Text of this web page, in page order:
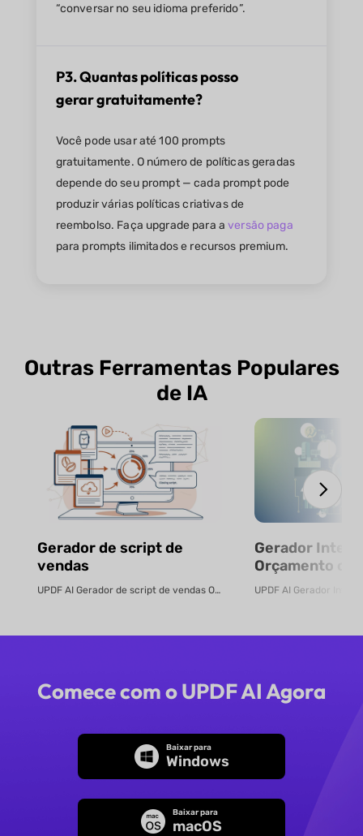
“conversar no seu idioma preferido”.
P3. Quantas políticas posso
gerar gratuitamente?
Você pode usar até 100 prompts
gratuitamente. O número de políticas geradas
depende do seu prompt — cada prompt pode
produzir várias políticas criativas de
reembolso. Faça upgrade para aversão paga
para prompts ilimitados e recursos premium.
Outras Ferramentas Populares
de IA
Gerador de script de
vendas
UPDF AI Gerador de script de vendas O UPDF AI transforma PDFs de produtos ...
Gerador
Orçamento
Gratuito
Comece com o UPDF AI Agora
Baixar para
Windows
Baixar para
macOS